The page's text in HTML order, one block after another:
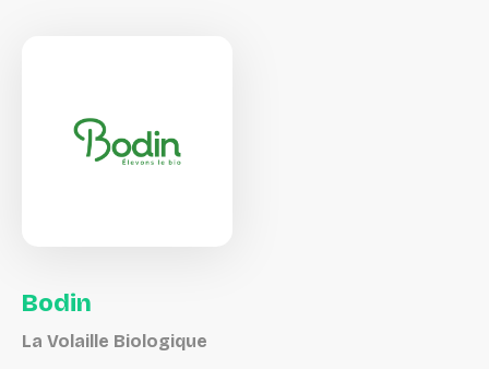
Bodin
La Volaille Biologique